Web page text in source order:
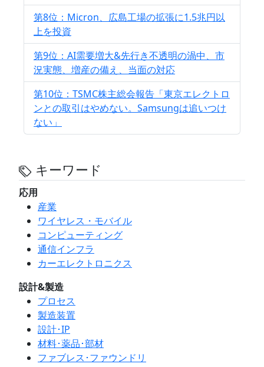
第8位：Micron、広島工場の拡張に1.5兆円以
上を投資
第9位：AI需要増大&先行き不透明の渦中、市
況実態、増産の備え、当面の対応
第10位：TSMC株主総会報告「東京エレクトロ
ンとの取引はやめない。Samsungは追いつけ
ない」
キーワード
応用
産業
ワイヤレス・モバイル
コンピューティング
通信インフラ
カーエレクトロニクス
設計&製造
プロセス
製造装置
設計･IP
材料･薬品･部材
ファブレス･ファウンドリ